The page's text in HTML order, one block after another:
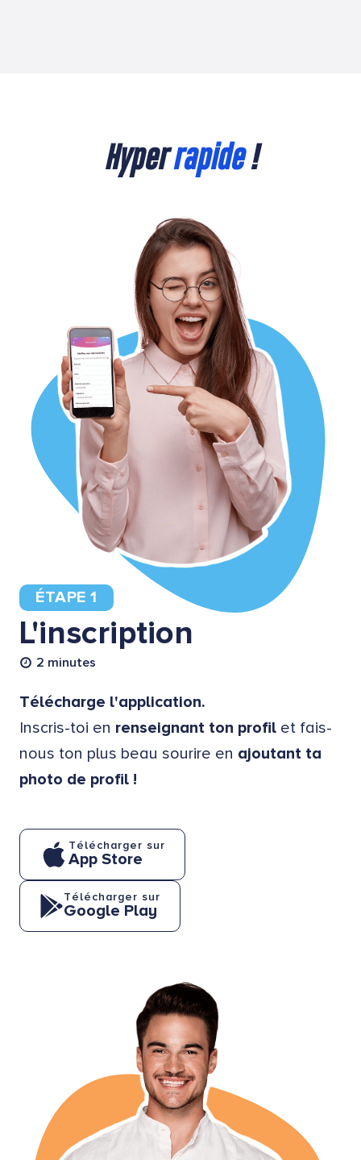
Hyperrapide!
ÉTAPE 1
L'inscription
2 minutes
Télécharge l'application.
Inscris-toi en renseignant ton profil et fais-
nous ton plus beau sourire en ajoutant ta
photo de profil !
Télécharger sur
App Store
Télécharger sur
Google Play